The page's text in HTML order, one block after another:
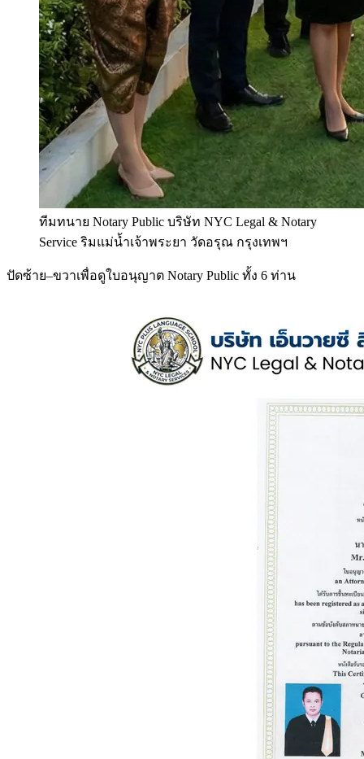
ทีมทนาย Notary Public บริษัท NYC Legal & Notary
Service ริมแม่น้ำเจ้าพระยา วัดอรุณ กรุงเทพฯ
ปัดซ้าย–ขวาเพื่อดูใบอนุญาต Notary Public ทั้ง 6 ท่าน